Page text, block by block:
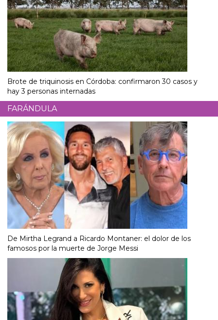
Brote de triquinosis en Córdoba: confirmaron 30 casos y
hay 3 personas internadas
FARÁNDULA
De Mirtha Legrand a Ricardo Montaner: el dolor de los
famosos por la muerte de Jorge Messi